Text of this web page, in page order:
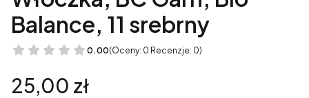
Balance, 11 srebrny
0.00(Oceny: 0 Recenzje: 0)
Cena
25,00 zł